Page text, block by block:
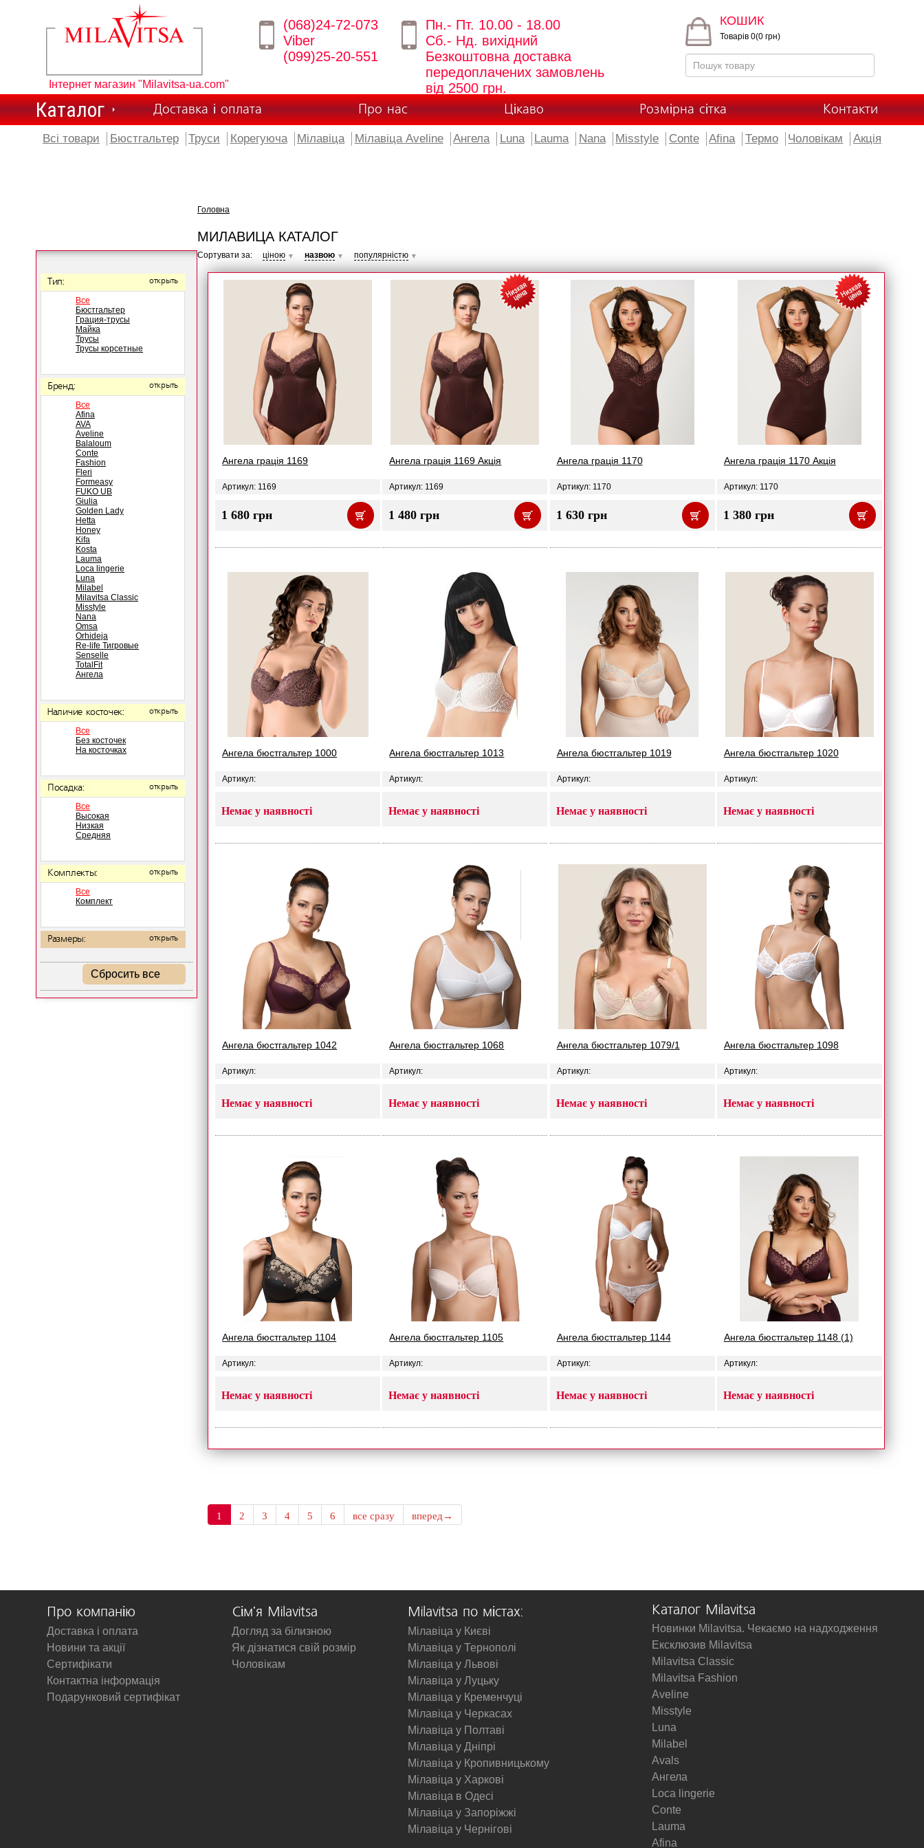
Інтернет магазин "Milavitsa-ua.com"
(068)24-72-073
Viber
(099)25-20-551
Пн.- Пт. 10.00 - 18.00
Сб.- Нд. вихідний
Безкоштовна доставка
передоплачених замовлень
від 2500 грн.
КОШИК
Товарів 0(0 грн)
Каталог Доставка і оплата Про нас Цікаво Розмірна сітка Контакти
Всі товари Бюстгальтер Труси Корегуюча Мілавіца Мілавіца Aveline Ангела Luna Lauma Nana Misstyle Conte Afina Термо Чоловікам Акція
Тип: открыть
Все
Бюстгальтер
Грация-трусы
Майка
Трусы
Трусы корсетные
Бренд: открыть
Все
Afina
AVA
Aveline
Balaloum
Conte
Fashion
Fleri
Formeasy
FUKO UB
Giulia
Golden Lady
Hetta
Honey
Kifa
Kosta
Lauma
Loca lingerie
Luna
Milabel
Milavitsa Classic
Misstyle
Nana
Omsa
Orhideja
Re-life Тигровые
Senselle
TotalFit
Ангела
Наличие косточек: открыть
Все
Без косточек
На косточках
Посадка: открыть
Все
Высокая
Низкая
Средняя
Комплекты: открыть
Все
Комплект
Размеры: открыть
Сбросить все
Головна
МИЛАВИЦА КАТАЛОГ
Сортувати за: ціною ▼ назвою ▼ популярністю ▼
Ангела грація 1169
Артикул: 1169
1 680 грн
Ангела грація 1169 Акція
Артикул: 1169
1 480 грн
Ангела грація 1170
Артикул: 1170
1 630 грн
Ангела грація 1170 Акція
Артикул: 1170
1 380 грн
Ангела бюстгальтер 1000
Артикул:
Немає у наявності
Ангела бюстгальтер 1013
Артикул:
Немає у наявності
Ангела бюстгальтер 1019
Артикул:
Немає у наявності
Ангела бюстгальтер 1020
Артикул:
Немає у наявності
Ангела бюстгальтер 1042
Артикул:
Немає у наявності
Ангела бюстгальтер 1068
Артикул:
Немає у наявності
Ангела бюстгальтер 1079/1
Артикул:
Немає у наявності
Ангела бюстгальтер 1098
Артикул:
Немає у наявності
Ангела бюстгальтер 1104
Артикул:
Немає у наявності
Ангела бюстгальтер 1105
Артикул:
Немає у наявності
Ангела бюстгальтер 1144
Артикул:
Немає у наявності
Ангела бюстгальтер 1148 (1)
Артикул:
Немає у наявності
1 2 3 4 5 6 все сразу вперед→
Про компанію
Доставка і оплата
Новини та акції
Сертифікати
Контактна інформація
Подарунковий сертифікат
Сім'я Milavitsa
Догляд за білизною
Як дізнатися свій розмір
Чоловікам
Milavitsa по містах:
Мілавіца у Києві
Мілавіца у Тернополі
Мілавіца у Львові
Мілавіца у Луцьку
Мілавіца у Кременчуці
Мілавіца у Черкасах
Мілавіца у Полтаві
Мілавіца у Дніпрі
Мілавіца у Кропивницькому
Мілавіца у Харкові
Мілавіца в Одесі
Мілавіца у Запоріжжі
Мілавіца у Чернігові
Каталог Milavitsa
Новинки Milavitsa. Чекаємо на надходження
Ексклюзив Milavitsa
Milavitsa Classic
Milavitsa Fashion
Aveline
Misstyle
Luna
Milabel
Avals
Ангела
Loca lingerie
Conte
Lauma
Afina